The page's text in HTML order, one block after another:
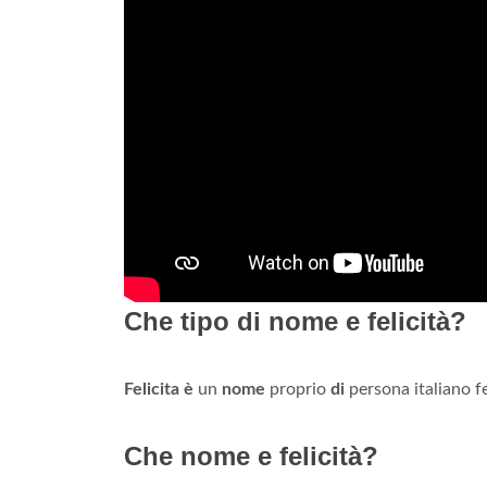
Che tipo di nome e felicità?
Felicita è un nome proprio di persona italiano
Che nome e felicità?